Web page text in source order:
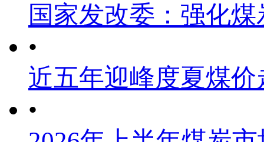
国家发改委：强化
•
近五年迎峰度夏煤价
•